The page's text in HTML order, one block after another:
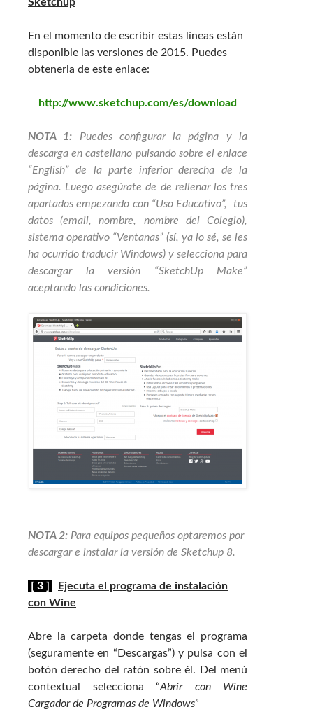
En el momento de escribir estas líneas están
disponible las versiones de 2015. Puedes
obtenerla de este enlace:
http://www.sketchup.com/es/download
NOTA 1: Puedes configurar la página y la
descarga en castellano pulsando sobre el enlace
“English” de la parte inferior derecha de la
página. Luego asegúrate de de rellenar los tres
apartados empezando con “Uso Educativo”, tus
datos (email, nombre, nombre del Colegio),
sistema operativo “Ventanas” (sí, ya lo sé, se les
ha ocurrido traducir Windows) y selecciona para
descargar la versión “SketchUp Make”
aceptando las condiciones.
NOTA 2: Para equipos pequeños optaremos por
descargar e instalar la versión de Sketchup 8.
[ 3 ]
Ejecuta el programa de instalación
con Wine
Abre la carpeta donde tengas el programa
(seguramente en “Descargas”) y pulsa con el
botón derecho del ratón sobre él. Del menú
contextual selecciona “Abrir con Wine
Cargador de Programas de Windows”